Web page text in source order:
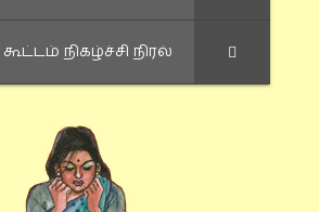
நிகழ்ச்சி நிரல்